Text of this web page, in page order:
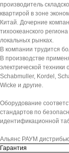
производитель
квартирой в зоне
Китай. Дочерние
тихоокеанского
локальных рынках.
В компании трудится
В производстве
электрической
Schabmuller, Kordel,
Wicke и другие.
Оборудование
стандартов по
идентификационной
Альянс РАУМ
Гарантия